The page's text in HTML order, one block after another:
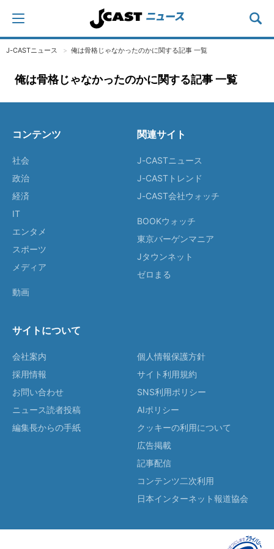
J-CASTニュース 俺は骨格じゃなかったのかに関する記事 一覧
俺は骨格じゃなかったのかに関する記事 一覧
コンテンツ
社会
政治
経済
IT
エンタメ
スポーツ
メディア
動画
関連サイト
J-CASTニュース
J-CASTトレンド
J-CAST会社ウォッチ
BOOKウォッチ
東京バーゲンマニア
Jタウンネット
ゼロまる
サイトについて
会社案内
採用情報
お問い合わせ
ニュース読者投稿
編集長からの手紙
個人情報保護方針
サイト利用規約
SNS利用ポリシー
AIポリシー
クッキーの利用について
広告掲載
記事配信
コンテンツ二次利用
日本インターネット報道協会